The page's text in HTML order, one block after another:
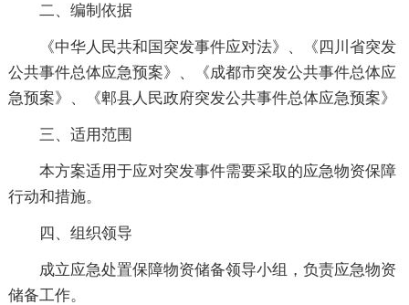
二、编制依据
《中华人民共和国突发事件应对法》、《四川省突发
公共事件总体应急预案》、《成都市突发公共事件总体应
急预案》、《郫县人民政府突发公共事件总体应急预案》
三、适用范围
本方案适用于应对突发事件需要采取的应急物资保障
行动和措施。
四、组织领导
成立应急处置保障物资储备领导小组，负责应急物资
储备工作。